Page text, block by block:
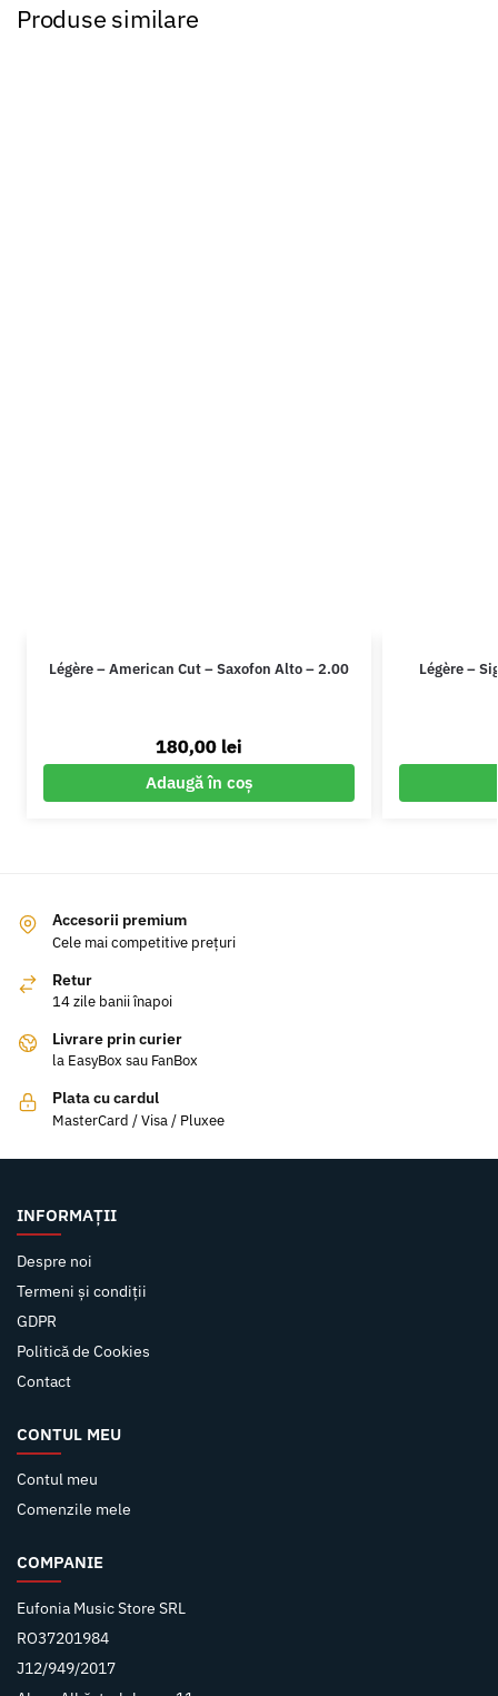
Produse similare
Légère – American Cut – Saxofon Alto – 2.00
180,00 lei
Adaugă în coș
Légère –
Accesorii premium
Cele mai competitive prețuri
Retur
14 zile banii înapoi
Livrare prin curier
la EasyBox sau FanBox
Plata cu cardul
MasterCard / Visa / Pluxee
INFORMAȚII
Despre noi
Termeni și condiții
GDPR
Politică de Cookies
Contact
CONTUL MEU
Contul meu
Comenzile mele
COMPANIE
Eufonia Music Store SRL
RO37201984
J12/949/2017